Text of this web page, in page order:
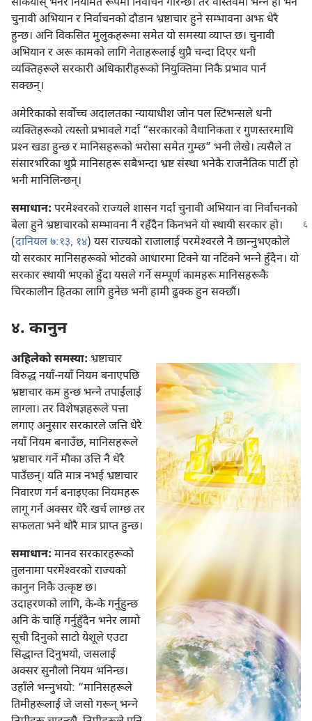
सकियोस्‌ भनेर नियमित रूपमा निर्वाचन गरिन्छ। तर वास्तवमा भन्‍ने हो भने
चुनावी अभियान र निर्वाचनको दौडान भ्रष्टाचार हुने सम्भावना अझ धेरै
हुन्छ। अनि विकसित मुलुकहरूमा समेत यो समस्या व्याप्त छ। चुनावी
अभियान र अरू कामको लागि नेताहरूलाई थुप्रै चन्दा दिएर धनी
व्यक्‍तिहरूले सरकारी अधिकारीहरूको नियुक्‍तिमा निकै प्रभाव पार्न
सक्छन्‌।
अमेरिकाको सर्वोच्च अदालतका न्यायाधीश जोन पल स्टिभन्सले धनी
व्यक्‍तिहरूको त्यस्तो प्रभावले गर्दा “सरकारको वैधानिकता र गुणस्तरमाथि
प्रश्‍न खडा हुन्छ र मानिसहरूको भरोसा समेत गुम्छ” भनी लेखे। त्यसैले त
संसारभरिका थुप्रै मानिसहरू सबैभन्दा भ्रष्ट संस्था भनेकै राजनैतिक पार्टी हो
भनी मानिलिन्छन्‌।
समाधान: परमेश्‍वरको राज्यले शासन गर्दा चुनावी अभियान वा निर्वाचनको
बेला हुने भ्रष्टाचारको सम्भावना नै रहँदैन किनभनेयो स्थायी सरकार हो।
(दानियल ७:१३, १४) यस राज्यको राजालाई परमेश्‍वरले नै छान्‍नुभएकोले
यो सरकार मानिसहरूको भोटको आधारमा टिक्ने या नटिक्ने भन्‍ने हुँदैन। यो
सरकार स्थायी भएको हुँदा यसले गर्ने सम्पूर्ण कामहरू मानिसहरूकै
चिरकालीन हितका लागि हुनेछ भनी हामी ढुक्क हुन सक्छौं।
४. कानुन
अहिलेको समस्या: भ्रष्टाचार
विरुद्ध नयाँ-नयाँ नियम बनाएपछि
भ्रष्टाचार कम हुन्छ भन्‍ने तपाईंलाई
लाग्ला। तर विशेषज्ञहरूले पत्ता
लगाए अनुसार सरकारले जत्ति धेरै
नयाँ नियम बनाउँछ, मानिसहरूले
भ्रष्टाचार गर्ने मौका उत्ति नै धेरै
पाउँछन्‌। यति मात्र नभई भ्रष्टाचार
निवारण गर्न बनाइएका नियमहरू
लागू गर्न अक्सर धेरै खर्च लाग्छ तर
सफलता भने थोरै मात्र प्राप्त हुन्छ।
समाधान: मानव सरकारहरूको
तुलनामा परमेश्‍वरको राज्यको
कानुन निकै उत्कृष्ट छ।
उदाहरणको लागि, के-के गर्नुहुन्छ
अनि के चाहिं गर्नुहुँदैन भनेर लामो
सूची दिनुको साटो येशूले एउटा
सिद्धान्त दिनुभयो, जसलाई
अक्सर सुनौलो नियम भनिन्छ।
उहाँले भन्‍नुभयो: “मानिसहरूले
तिमीहरूलाई जे जसो गरून्‌ भन्‍ने